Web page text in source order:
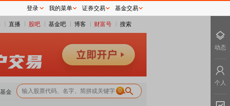
直播 股吧 基金吧 博客 财富号 搜索
金 0
登录 我的菜单 证券交易 基金交易
动态
个人